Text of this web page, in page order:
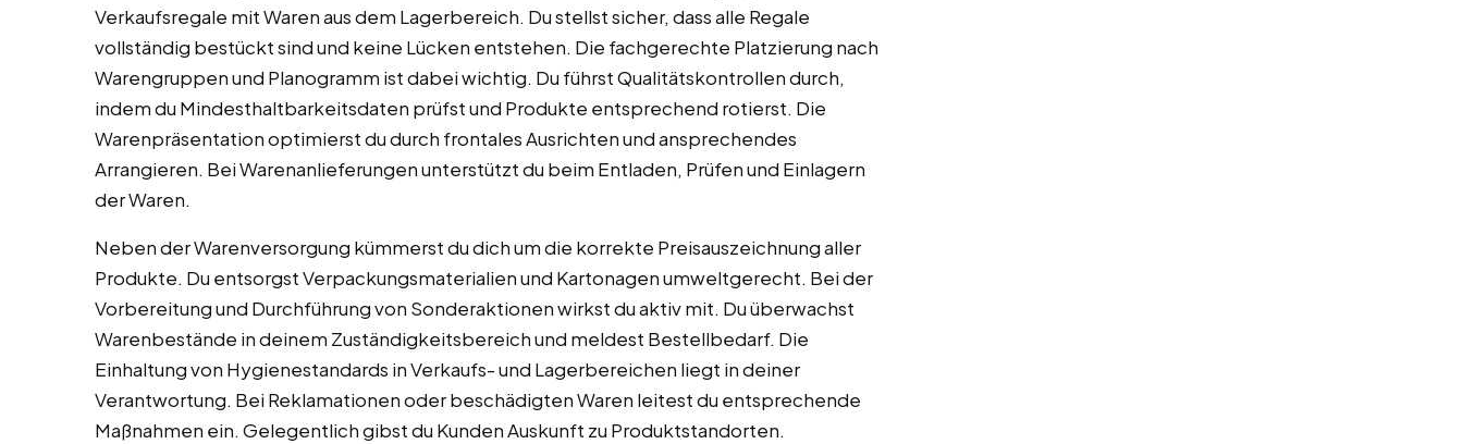
Verkaufsregale mit Waren aus dem Lagerbereich. Du stellst sicher, dass alle Regale
vollständig bestückt sind und keine Lücken entstehen. Die fachgerechte Platzierung nach
Warengruppen und Planogramm ist dabei wichtig. Du führst Qualitätskontrollen durch,
indem du Mindesthaltbarkeitsdaten prüfst und Produkte entsprechend rotierst. Die
Warenpräsentation optimierst du durch frontales Ausrichten und ansprechendes
Arrangieren. Bei Warenanlieferungen unterstützt du beim Entladen, Prüfen und Einlagern
der Waren.
Neben der Warenversorgung kümmerst du dich um die korrekte Preisauszeichnung aller
Produkte. Du entsorgst Verpackungsmaterialien und Kartonagen umweltgerecht. Bei der
Vorbereitung und Durchführung von Sonderaktionen wirkst du aktiv mit. Du überwachst
Warenbestände in deinem Zuständigkeitsbereich und meldest Bestellbedarf. Die
Einhaltung von Hygienestandards in Verkaufs- und Lagerbereichen liegt in deiner
Verantwortung. Bei Reklamationen oder beschädigten Waren leitest du entsprechende
Maßnahmen ein. Gelegentlich gibst du Kunden Auskunft zu Produktstandorten.